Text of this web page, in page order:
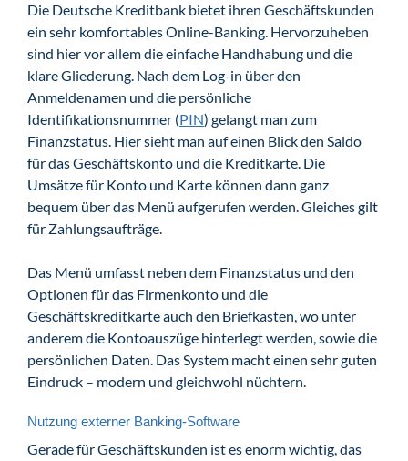
Die Deutsche Kreditbank bietet ihren Geschäftskunden
ein sehr komfortables Online-Banking. Hervorzuheben
sind hier vor allem die einfache Handhabung und die
klare Gliederung. Nach dem Log-in über den
Anmeldenamen und die persönliche
Identifikationsnummer (PIN) gelangt man zum
Finanzstatus. Hier sieht man auf einen Blick den Saldo
für das Geschäftskonto und die Kreditkarte. Die
Umsätze für Konto und Karte können dann ganz
bequem über das Menü aufgerufen werden. Gleiches gilt
für Zahlungsaufträge.
Das Menü umfasst neben dem Finanzstatus und den
Optionen für das Firmenkonto und die
Geschäftskreditkarte auch den Briefkasten, wo unter
anderem die Kontoauszüge hinterlegt werden, sowie die
persönlichen Daten. Das System macht einen sehr guten
Eindruck – modern und gleichwohl nüchtern.
Nutzung externer Banking-Software
Gerade für Geschäftskunden ist es enorm wichtig, das